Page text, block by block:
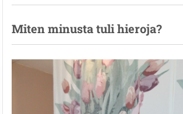
Miten minusta tuli hieroja?